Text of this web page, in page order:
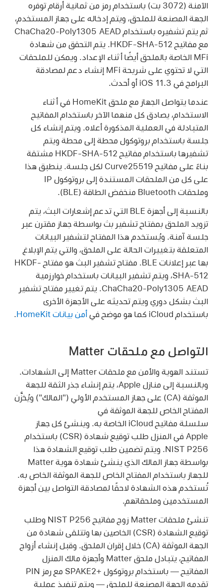
الآمنة (3072 بت) باستخدام رمز من ثمانية أرقام توفره
الجهة المصنعة للملحق، ويتم إدخاله على جهاز المستخدم،
ثم يتم تشفيره باستخدام ChaCha20-Poly1305 AEAD
مع مفاتيح HKDF-SHA-512. يتم التحقق من شهادة
MFi الخاصة بالملحق أيضًا أثناء الإعداد. ويمكن للملحقات
التي لا تحتوي على شريحة MFi إنشاء دعم لمصادقة
البرامج في iOS 11.3 أو أحدث.
عندما يتواصل الجهاز مع ملحق HomeKit في أثناء
الاستخدام، يصادق كل منهما الآخر باستخدام المفاتيح
المتبادلة في العملية المذكورة أعلاه. ويتم إنشاء كل
جلسة باستخدام بروتوكول محطة إلى محطة ويتم
تشفيرها باستخدام مفاتيح HKDF-SHA-512 مشتقة
بناءً على مفاتيح Curve25519 لكل جلسة. ينطبق هذا
على كل من الملحقات المستندة إلى بروتوكول IP
وملحقات Bluetooth منخفض الطاقة (BLE).
بالنسبة إلى أجهزة BLE التي تدعم إشعارات البث، يتم
تزويد الملحق بمفتاح تشفير بث بواسطة جهاز مقترن عبر
جلسة آمنة. ويُستخدم هذا المفتاح لتشفير البيانات
المتعلقة بتغييرات الحالة على الملحق، والتي يتم الإبلاغ
بها عبر إعلانات BLE. مفتاح تشفير البث هو مفتاح HKDF-
SHA-512، ويتم تشفير البيانات باستخدام خوارزمية
ChaCha20-Poly1305 AEAD. يتم تغيير مفتاح تشفير
البث بشكل دوري ويتم تحديثه على الأجهزة الأخرى
باستخدام iCloud كما هو موضح في
أمن بيانات HomeKit
التواصل مع ملحقات Matter
تستند الهوية والأمن مع ملحقات Matter إلى الشهادات.
وبالنسبة إلى منازل Apple، يتم إنشاء جذر الثقة للجهة
الموثقة (CA) على جهاز المستخدم الأولي ("المالك") ويُخزَّن
المفتاح الخاص للجهة الموثقة في
سلسلة مفاتيح iCloud الخاصة به
. وينشئ كل جهاز
Apple في المنزل طلب توقيع شهادة (CSR) باستخدام
NIST P256. ويتم تضمين طلب توقيع الشهادة هذا
بواسطة جهاز المالك الذي ينشئ شهادة هوية Matter
للجهاز باستخدام المفتاح الخاص للجهة الموثقة الخاص به.
تُستخدم هذه الشهادة لاحقًا لمصادقة التواصل بين أجهزة
المستخدمين وملحقاتهم.
تنشئ ملحقات Matter زوج مفاتيح NIST P256 وطلب
توقيع الشهادة (CSR) الخاصين بها وتتلقى شهادة من
الجهة الموثقة (CA) خلال إقران الملحق. وقبل إنشاء أزواج
المفاتيح، يتبادل ملحق Matter وأجهزة مالك المنزل
المفاتيح — باستخدام بروتوكول SPAKE2+‎ مع رمز PIN
تقدمه الجهة المصنعة للملحق — ويتم تنفيذ عملية